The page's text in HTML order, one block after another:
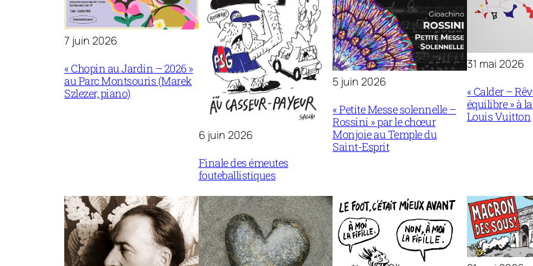
7 juin 2026
« Chopin au Jardin – 2026 »
au Parc Montsouris (Marek
Szlezer, piano)
6 juin 2026
Finale des émeutes
fouteballistiques
5 juin 2026
« Petite Messe solennelle –
Rossini » par le chœur
Monjoie au Temple du
Saint-Esprit
31 mai 2026
« Calder –
équilibre » à
Louis Vuitton